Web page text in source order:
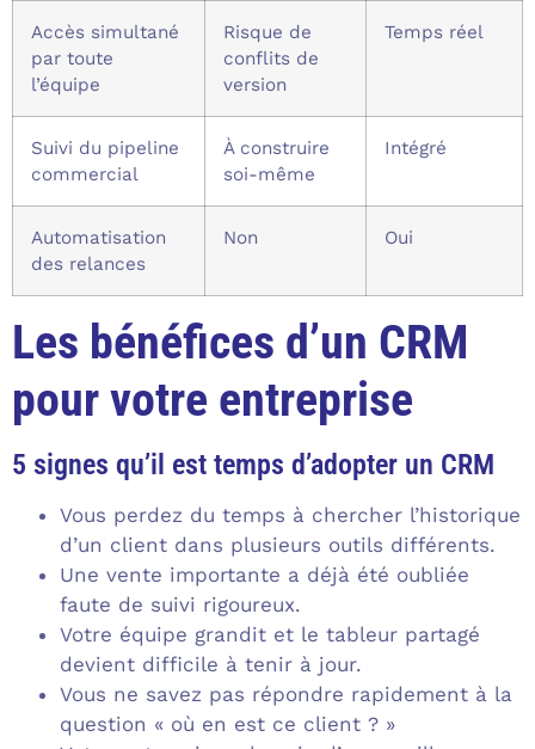
Accès simultané
par toute
l’équipe
Risque de
conflits de
version
Temps réel
Suivi du pipeline
commercial
À construire
soi-même
Intégré
Automatisation
des relances
Non Oui
Les bénéfices d’un CRM
pour votre entreprise
5 signes qu’il est temps d’adopter un CRM
Vous perdez du temps à chercher l’historique
d’un client dans plusieurs outils différents.
Une vente importante a déjà été oubliée
faute de suivi rigoureux.
Votre équipe grandit et le tableur partagé
devient difficile à tenir à jour.
Vous ne savez pas répondre rapidement à la
question « où en est ce client ? »